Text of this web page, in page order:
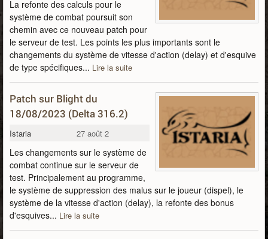
La refonte des calculs pour le
système de combat poursuit son
chemin avec ce nouveau patch pour
le serveur de test. Les points les plus importants sont le
changements du système de vitesse d'action (delay) et d'esquive
de type spécifiques... Lire la suite
Patch sur Blight du
18/08/2023 (Delta 316.2)
Istaria 27 août 2023
Les changements sur le système de
combat continue sur le serveur de
test. Principalement au programme,
le système de suppression des malus sur le joueur (dispel), le
système de la vitesse d'action (delay), la refonte des bonus
d'esquives... Lire la suite